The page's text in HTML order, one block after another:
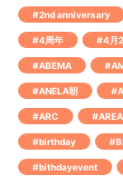
#2nd anniversary
#4周年 #4月
#ABEMA
#ANELA朝
#ARC
#birthday
#bithdayevent